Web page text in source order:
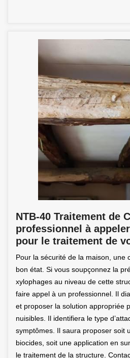
NTB-40 Traitement de
professionnel à
pour le traitement de
Pour la sécurité de la maison, une
bon état. Si vous soupçonnez la
xylophages au niveau de cette
faire appel à un professionnel. Il
et proposer la solution appropriée
nuisibles. Il identifiera le type
symptômes. Il saura proposer soit
biocides, soit une application en
le traitement de la structure.